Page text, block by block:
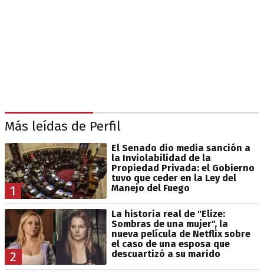
Más leídas de Perfil
1
El Senado dio media sanción a
la Inviolabilidad de la
Propiedad Privada: el Gobierno
tuvo que ceder en la Ley del
Manejo del Fuego
2
La historia real de "Elize:
Sombras de una mujer", la
nueva película de Netflix sobre
el caso de una esposa que
descuartizó a su marido